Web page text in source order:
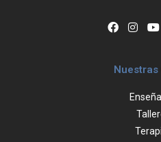
Nuestras